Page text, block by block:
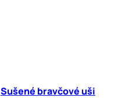
Sušené bravčové uši